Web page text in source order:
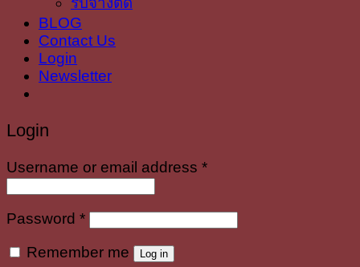
BLOG
Contact Us
Login
Newsletter
Login
Username or email address *Required
Password *Required
Remember me Log in